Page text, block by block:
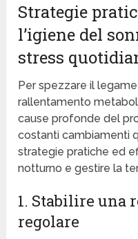
Strategie
l’igiene del
stress
Per spezzare il
rallentamento
cause profonde del
costanti cambiamenti
strategie pratiche ed
notturno e gestire la
1. Stabilire una
regolare